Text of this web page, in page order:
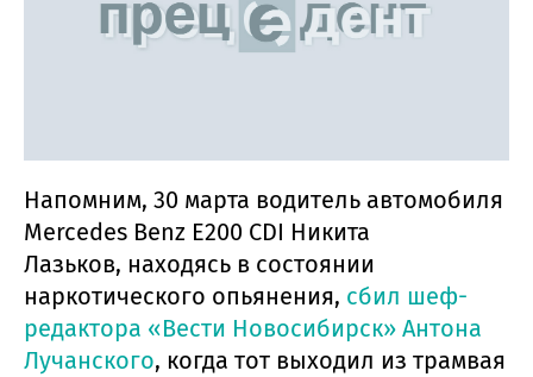
Напомним, 30 марта водитель автомобиля
Mercedes Benz E200 CDI Никита
Лазьков, находясь в состоянии
наркотического опьянения, сбил шеф-
редактора «Вести Новосибирск» Антона
Лучанского, когда тот выходил из трамвая